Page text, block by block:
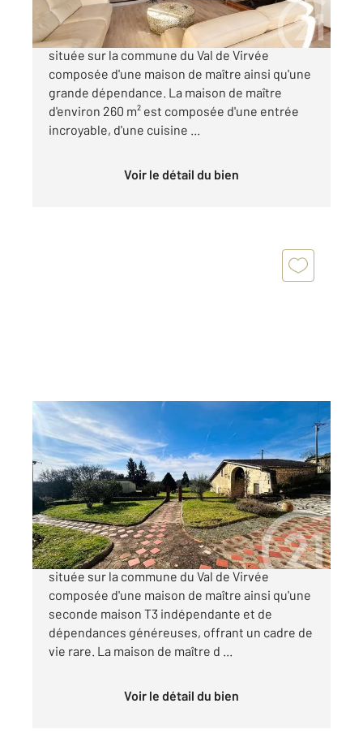
Propriété exceptionnelle et authentique
située sur la commune du Val de Virvée
composée d'une maison de maître ainsi qu'une
grande dépendance. La maison de maître
d'environ 260 m² est composée d'une entrée
incroyable, d'une cuisine ...
Voir le détail du bien
ST ANDRE DE CUBZAC 33
280 m , 7 pièces
Ref : 713
Maison à vendre
550 000 €
Propriété exceptionnelle et authentique
située sur la commune du Val de Virvée
composée d'une maison de maître ainsi qu'une
seconde maison T3 indépendante et de
dépendances généreuses, offrant un cadre de
vie rare. La maison de maître d ...
Voir le détail du bien